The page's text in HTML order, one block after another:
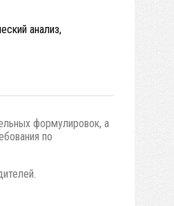
анализ,
формулировок, а
по